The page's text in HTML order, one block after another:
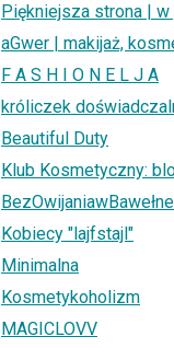
Piękniejsza strona |
aGwer | makijaż,
F A S H I O N E L J A
króliczek
Beautiful Duty
Klub Kosmetyczny:
Kobiecy "lajfstajl"
Minimalna
Kosmetykoholizm
MAGICLOVV